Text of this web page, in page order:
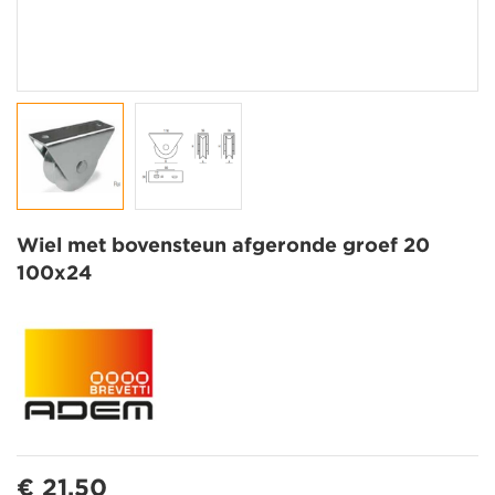
Wiel met bovensteun afgeronde groef 20
100x24
€ 21,50